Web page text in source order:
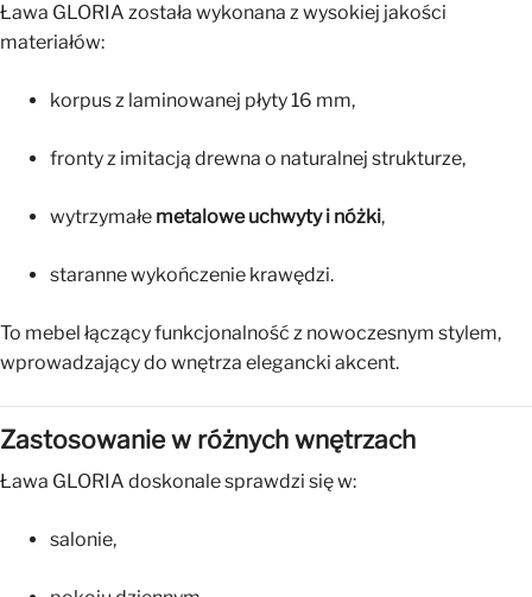
Ława GLORIA została wykonana z wysokiej jakości
materiałów:
korpus z laminowanej płyty 16 mm,
fronty z imitacją drewna o naturalnej strukturze,
wytrzymałe metalowe uchwyty i nóżki,
staranne wykończenie krawędzi.
To mebel łączący funkcjonalność z nowoczesnym stylem,
wprowadzający do wnętrza elegancki akcent.
Zastosowanie w różnych wnętrzach
Ława GLORIA doskonale sprawdzi się w:
salonie,